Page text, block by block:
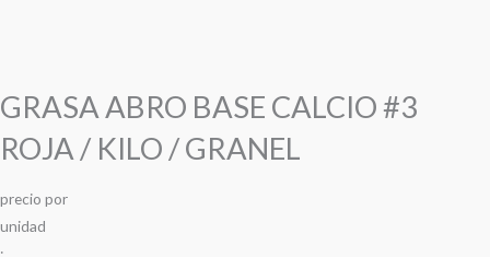
GRASA ABRO BASE CALCIO #3
ROJA / KILO / GRANEL
precio por
unidad
: